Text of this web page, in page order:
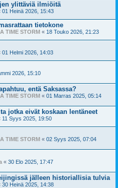
ylittäviä ilmiöitä
01 Heinä 2026, 15:43
tietokone
TIME STORM « 18 Touko 2026, 21:23
01 Helmi 2026, 14:03
2026, 15:10
entä Saksassa?
TIME STORM « 01 Marras 2025, 05:14
jotka eivät koskaan lentäneet
11 Syys 2025, 19:50
TIME STORM « 02 Syys 2025, 07:04
« 30 Elo 2025, 17:47
jälleen historiallisia tulvia
30 Heinä 2025, 14:38